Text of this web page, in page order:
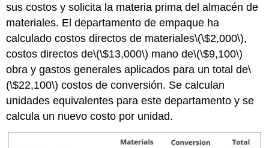
sus costos y solicita la materia prima del almacén de
materiales. El departamento de empaque ha
calculado costos directos de materiales\(\$2,000\),
costos directos de\(\$13,000\) mano de\(\$9,100\)
obra y gastos generales aplicados para un total de\
(\$22,100\) costos de conversión. Se calculan
unidades equivalentes para este departamento y se
calcula un nuevo costo por unidad.